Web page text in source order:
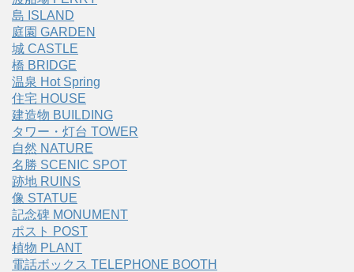
島 ISLAND
庭園 GARDEN
城 CASTLE
橋 BRIDGE
温泉 Hot Spring
住宅 HOUSE
建造物 BUILDING
タワー・灯台 TOWER
自然 NATURE
名勝 SCENIC SPOT
跡地 RUINS
像 STATUE
記念碑 MONUMENT
ポスト POST
植物 PLANT
電話ボックス TELEPHONE BOOTH